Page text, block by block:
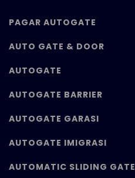
PAGAR AUTOGATE
AUTO GATE & DOOR
AUTOGATE
AUTOGATE BARRIER
AUTOGATE GARASI
AUTOGATE IMIGRASI
AUTOMATIC SLIDING GATE